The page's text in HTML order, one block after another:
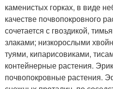
каменистых горках, в виде
качестве почвопокровного
сочетается с гвоздикой,
злаками; низкорослыми
туями, кипарисовиками,
контейнерные растения.
почвопокровные растения.